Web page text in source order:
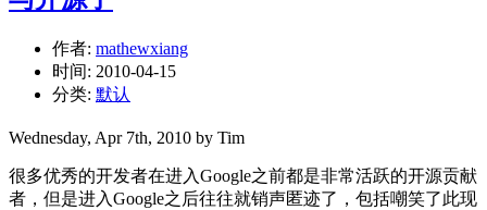
作者: mathewxiang
时间: 2010-04-15
分类: 默认
Wednesday, Apr 7th, 2010 by Tim
很多优秀的开发者在进入Google之前都是非常活跃的开源贡献
者，但是进入Google之后往往就销声匿迹了，包括嘲笑了此现